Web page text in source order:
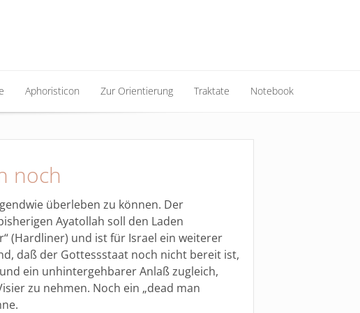
Aphoristicon Zur Orientierung Traktate Notebook
noch
überleben zu können. Der
Ayatollah soll den Laden
(Hardliner) und ist für Israel ein weiterer
daß der Gottessstaat noch nicht bereit ist,
ein unhintergehbarer Anlaß zugleich,
zu nehmen. Noch ein „dead man